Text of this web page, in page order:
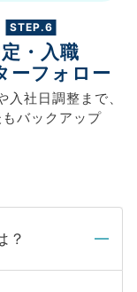
STEP.6
・入職
ーフォロー
入社日調整まで、
バックアップ
？